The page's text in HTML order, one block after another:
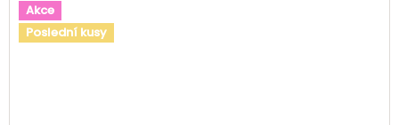
Akce
Poslední kusy